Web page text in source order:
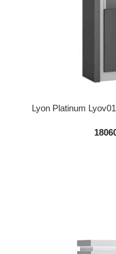
Lyon Platinum